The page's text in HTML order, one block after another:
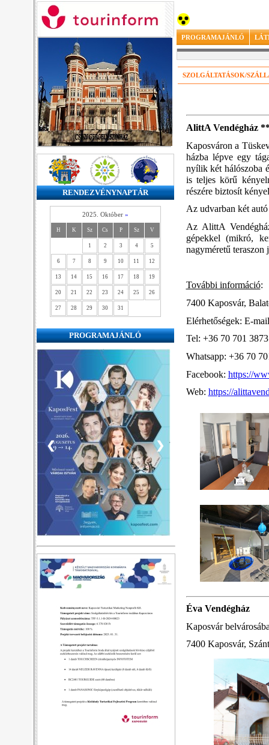
RENDEZVÉNYNAPTÁR
2025. Október »
H K Sz Cs P Sz V
1 2 3 4 5
6 7 8 9 10 11 12
13 14 15 16 17 18 19
20 21 22 23 24 25 26
27 28 29 30 31
PROGRAMAJÁNLÓ
❮ ❯
PROGRAMAJÁNLÓ
SZOLGÁLTATÁSOK/
AlittA Vendégház
Kaposváron a
házba lépve egy
nyílik két hálószoba
is teljes körű
részére biztosít
Az udvarban két
Az AlittA
gépekkel (mikró,
nagyméretű teraszon
További információ:
7400 Kaposvár,
Elérhetőségek: E-
Tel: +36 70 701 3873
Whatsapp: +36 70
Facebook: https://
Web: https://
Éva Vendégház
Kaposvár
7400 Kaposvár,